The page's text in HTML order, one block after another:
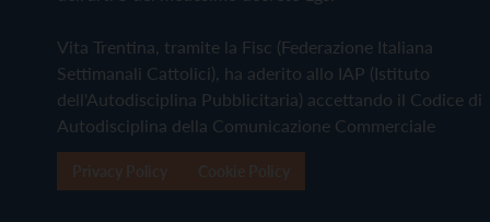
Vita Trentina, tramite la Fisc (Federazione Italiana
Settimanali Cattolici), ha aderito allo IAP (Istituto
dell'Autodisciplina Pubblicitaria) accettando il Codice di
Autodisciplina della Comunicazione Commerciale